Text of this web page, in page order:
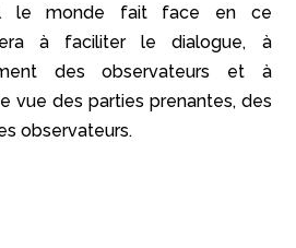
le monde fait face en ce
à faciliter le dialogue, à
des observateurs et à
vue des parties prenantes, des
observateurs.